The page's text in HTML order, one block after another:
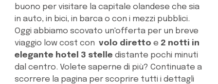
buono per visitare la capitale olandese che sia
in auto, in bici, in barca o con i mezzi pubblici.
Oggi abbiamo scovato un'offerta per un breve
viaggio low cost con volo diretto e 2 notti in
elegante hotel 3 stelle distante pochi minuti
dal centro. Volete saperne di più? Continuate a
scorrere la pagina per scoprire tutti i dettagli